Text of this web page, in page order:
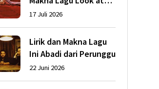
My Life dari Gracie
Abrams
17 Juli 2026
Lirik dan Makna Lagu
Ini Abadi dari Perunggu
22 Juni 2026